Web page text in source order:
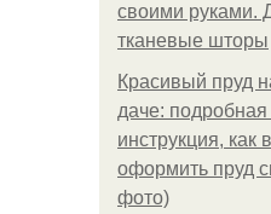
своими руками.
тканевые шторы
Красивый пруд
даче:
инструкция, как
оформить пруд
фото)